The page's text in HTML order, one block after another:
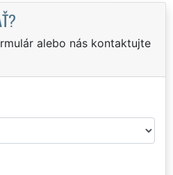
alebo nás kontaktujte